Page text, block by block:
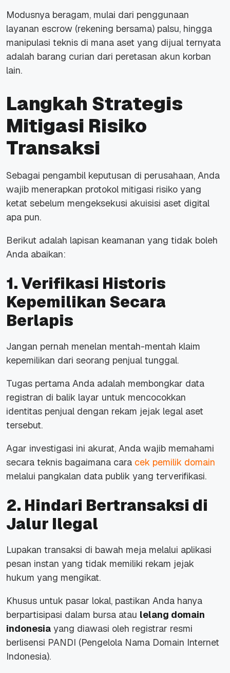
Modusnya beragam, mulai dari penggunaan
layanan escrow (rekening bersama) palsu, hingga
manipulasi teknis di mana aset yang dijual ternyata
adalah barang curian dari peretasan akun korban
lain.
Langkah Strategis
Mitigasi Risiko
Transaksi
Sebagai pengambil keputusan di perusahaan, Anda
wajib menerapkan protokol mitigasi risiko yang
ketat sebelum mengeksekusi akuisisi aset digital
apa pun.
Berikut adalah lapisan keamanan yang tidak boleh
Anda abaikan:
1. Verifikasi Historis
Kepemilikan Secara
Berlapis
Jangan pernah menelan mentah-mentah klaim
kepemilikan dari seorang penjual tunggal.
Tugas pertama Anda adalah membongkar data
registran di balik layar untuk mencocokkan
identitas penjual dengan rekam jejak legal aset
tersebut.
Agar investigasi ini akurat, Anda wajib memahami
secara teknis bagaimana cara cek pemilik domain
melalui pangkalan data publik yang terverifikasi.
2. Hindari Bertransaksi di
Jalur Ilegal
Lupakan transaksi di bawah meja melalui aplikasi
pesan instan yang tidak memiliki rekam jejak
hukum yang mengikat.
Khusus untuk pasar lokal, pastikan Anda hanya
berpartisipasi dalam bursa atau lelang domain
indonesia yang diawasi oleh registrar resmi
berlisensi PANDI (Pengelola Nama Domain Internet
Indonesia).